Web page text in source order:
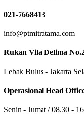
021-7668413
info@ptmitratama.com
Rukan Vila Delima
Lebak Bulus - Jakarta
Operasional Head
Senin - Jumat / 08.30 -